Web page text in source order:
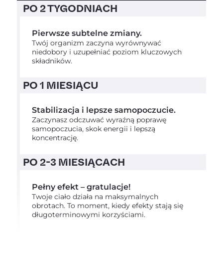
PO 2 TYGODNIACH
Pierwsze subtelne zmiany.
Twój organizm zaczyna wyrównywać
niedobory i uzupełniać poziom kluczowych
składników.
PO 1 MIESIĄCU
Stabilizacja i lepsze samopoczucie.
Zaczynasz odczuwać wyraźną poprawę
samopoczucia, skok energii i lepszą
koncentrację.
PO 2-3 MIESIĄCACH
Pełny efekt – gratulacje!
Twoje ciało działa na maksymalnych
obrotach. To moment, kiedy efekty stają się
długoterminowymi korzyściami.